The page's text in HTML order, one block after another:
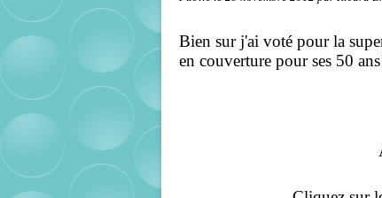
Bien sur j'ai voté pour la
en couverture pour ses 50